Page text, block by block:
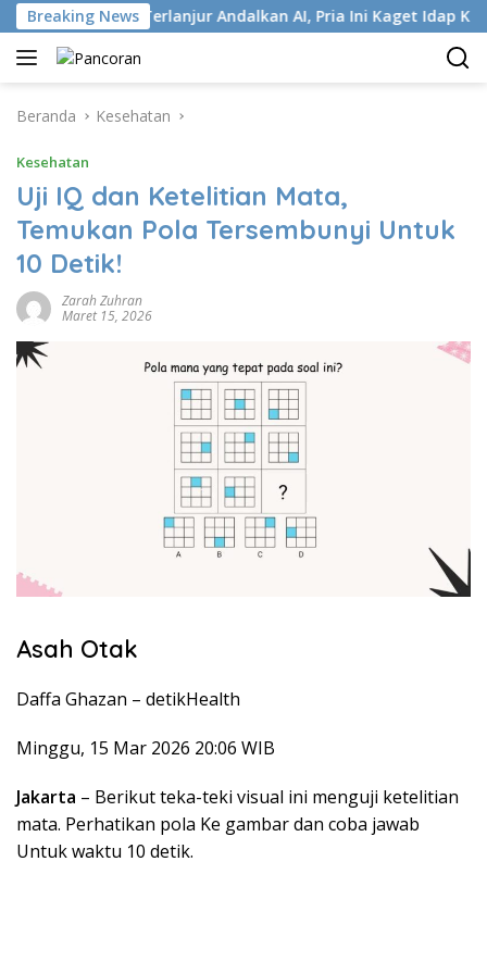
Langsung
ke
konten
Breaking News
Terlanjur Andalkan AI, Pria Ini Kaget Idap Kanker
Beranda Kesehatan
Kesehatan
Uji IQ dan Ketelitian Mata,
Temukan Pola Tersembunyi Untuk
10 Detik!
Zarah Zuhran
Maret 15, 2026
Asah Otak
Daffa Ghazan – detikHealth
Minggu, 15 Mar 2026 20:06 WIB
Jakarta – Berikut teka-teki visual ini menguji ketelitian
mata. Perhatikan pola Ke gambar dan coba jawab
Untuk waktu 10 detik.